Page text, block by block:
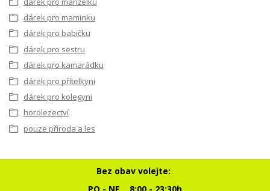
dárek pro maminku
dárek pro babičku
dárek pro sestru
dárek pro kamarádku
dárek pro přítelkyni
dárek pro kolegyni
horolezectví
pouze příroda a les
Bez obav volejte:
PO - NE 8:00 - 23:30h